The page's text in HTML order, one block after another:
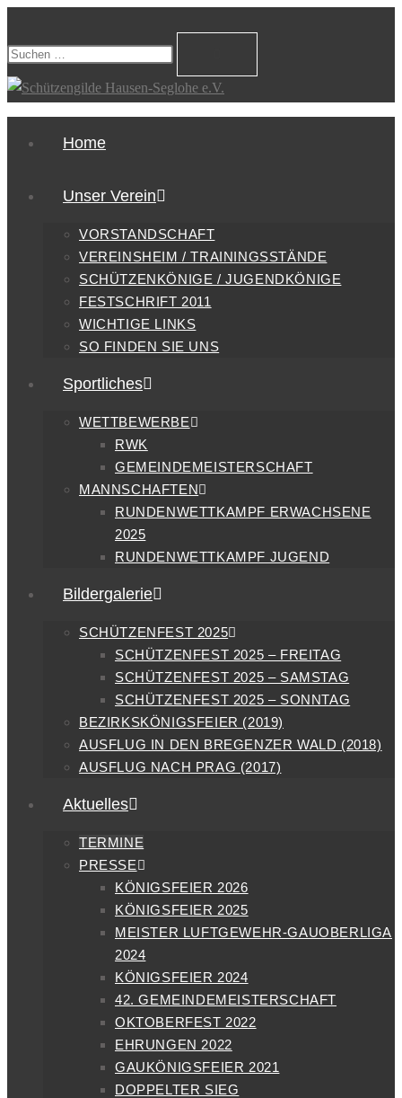
Home
Unser Verein
VORSTANDSCHAFT
VEREINSHEIM / TRAININGSSTÄNDE
SCHÜTZENKÖNIGE / JUGENDKÖNIGE
FESTSCHRIFT 2011
WICHTIGE LINKS
SO FINDEN SIE UNS
Sportliches
WETTBEWERBE
RWK
GEMEINDEMEISTERSCHAFT
MANNSCHAFTEN
RUNDENWETTKAMPF ERWACHSENE
2025
RUNDENWETTKAMPF JUGEND
Bildergalerie
SCHÜTZENFEST 2025
SCHÜTZENFEST 2025 – FREITAG
SCHÜTZENFEST 2025 – SAMSTAG
SCHÜTZENFEST 2025 – SONNTAG
BEZIRKSKÖNIGSFEIER (2019)
AUSFLUG IN DEN BREGENZER WALD (2018)
AUSFLUG NACH PRAG (2017)
Aktuelles
TERMINE
PRESSE
KÖNIGSFEIER 2026
KÖNIGSFEIER 2025
MEISTER LUFTGEWEHR-GAUOBERLIGA
2024
KÖNIGSFEIER 2024
42. GEMEINDEMEISTERSCHAFT
OKTOBERFEST 2022
EHRUNGEN 2022
GAUKÖNIGSFEIER 2021
DOPPELTER SIEG